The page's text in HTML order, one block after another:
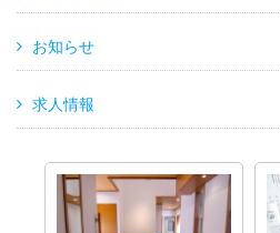
お知らせ
求人情報